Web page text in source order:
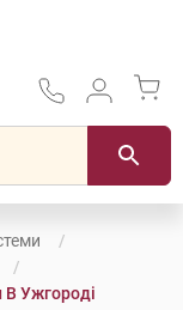
В Ужгороді